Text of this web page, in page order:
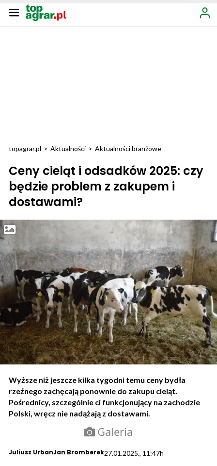
topagrar.pl > Aktualności > Aktualności branżowe
Ceny cieląt i odsadków 2025: czy
będzie problem z zakupem i
dostawami?
Wyższe niż jeszcze kilka tygodni temu ceny bydła
rzeźnego zachęcają ponownie do zakupu cieląt.
Pośrednicy, szczególnie ci funkcjonujący na zachodzie
Polski, wręcz nie nadążają z dostawami.
Galeria
Juliusz UrbanJan Bromberek27.01.2025., 11:47h